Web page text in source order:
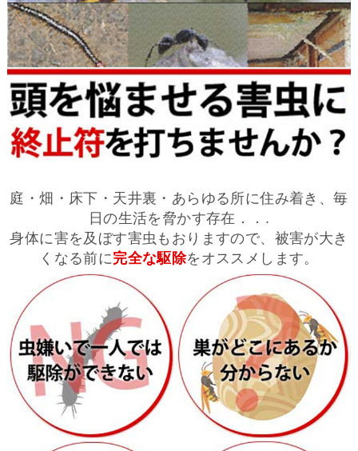
庭・畑・床下・天井裏・あらゆる所に住み着き、毎
日の生活を脅かす存在．．.
身体に害を及ぼす害虫もおりますので、被害が大き
くなる前に完全な駆除をオススメします。